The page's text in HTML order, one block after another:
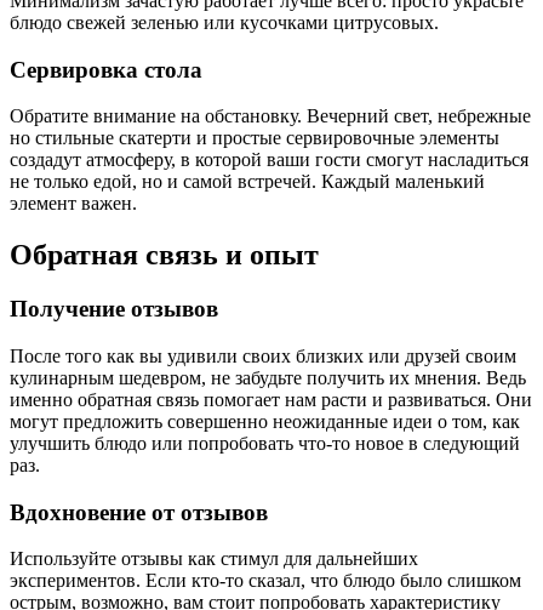
блюдо свежей зеленью или кусочками цитрусовых.
Сервировка стола
Обратите внимание на обстановку. Вечерний свет, небрежные
но стильные скатерти и простые сервировочные элементы
создадут атмосферу, в которой ваши гости смогут насладиться
не только едой, но и самой встречей. Каждый маленький
элемент важен.
Обратная связь и опыт
Получение отзывов
После того как вы удивили своих близких или друзей своим
кулинарным шедевром, не забудьте получить их мнения. Ведь
именно обратная связь помогает нам расти и развиваться. Они
могут предложить совершенно неожиданные идеи о том, как
улучшить блюдо или попробовать что-то новое в следующий
раз.
Вдохновение от отзывов
Используйте отзывы как стимул для дальнейших
экспериментов. Если кто-то сказал, что блюдо было слишком
острым, возможно, вам стоит попробовать характеристику